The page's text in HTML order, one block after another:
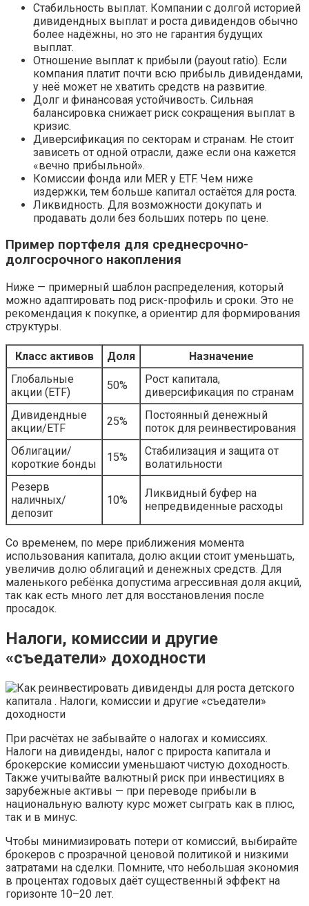
Стабильность выплат. Компании с долгой историей
дивидендных выплат и роста дивидендов обычно
более надёжны, но это не гарантия будущих
выплат.
Отношение выплат к прибыли (payout ratio). Если
компания платит почти всю прибыль дивидендами,
у неё может не хватить средств на развитие.
Долг и финансовая устойчивость. Сильная
балансировка снижает риск сокращения выплат в
кризис.
Диверсификация по секторам и странам. Не стоит
зависеть от одной отрасли, даже если она кажется
«вечно прибыльной».
Комиссии фонда или MER у ETF. Чем ниже
издержки, тем больше капитал остаётся для роста.
Ликвидность. Для возможности докупать и
продавать доли без больших потерь по цене.
Пример портфеля для среднесрочно-
долгосрочного накопления
Ниже — примерный шаблон распределения, который
можно адаптировать под риск-профиль и сроки. Это не
рекомендация к покупке, а ориентир для формирования
структуры.
Класс активов Доля
Назначение
Глобальные
акции (ETF)
50%
Рост капитала,
диверсификация по странам
Дивидендные
акции/ETF
25%
Постоянный денежный
поток для реинвестирования
Облигации/
короткие бонды
15%
Стабилизация и защита от
волатильности
Резерв
наличных/
депозит
10%
Ликвидный буфер на
непредвиденные расходы
Со временем, по мере приближения момента
использования капитала, долю акции стоит уменьшать,
увеличив долю облигаций и денежных средств. Для
маленького ребёнка допустима агрессивная доля акций,
так как есть много лет для восстановления после
просадок.
Налоги, комиссии и другие
«съедатели» доходности
При расчётах не забывайте о налогах и комиссиях.
Налоги на дивиденды, налог с прироста капитала и
брокерские комиссии уменьшают чистую доходность.
Также учитывайте валютный риск при инвестициях в
зарубежные активы — при переводе прибыли в
национальную валюту курс может сыграть как в плюс,
так и в минус.
Чтобы минимизировать потери от комиссий, выбирайте
брокеров с прозрачной ценовой политикой и низкими
затратами на сделки. Помните, что небольшая экономия
в процентах годовых даёт существенный эффект на
горизонте 10–20 лет.